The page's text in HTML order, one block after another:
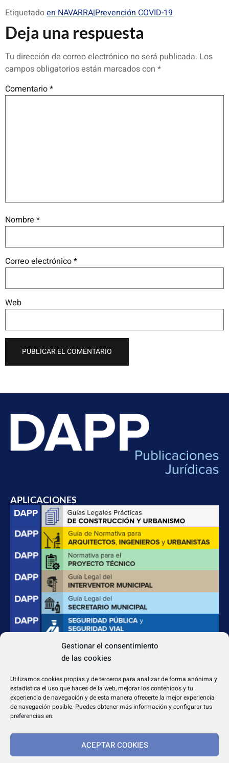
Gestionar el consentimiento
de las cookies
Utilizamos cookies propias y de terceros para analizar de forma anónima y
estadística el uso que haces de la web, mejorar los contenidos y tu
experiencia de navegación y de esta manera ofrecerte la mejor experiencia
de navegación posible. Puedes obtener más información y configurar tus
preferencias en:
ACEPTAR COOKIES
Etiquetadoen NAVARRA|Prevención COVID-19
Deja una respuesta
Tu dirección de correo electrónico no será publicada. Los
campos obligatorios están marcados con *
Comentario*
Nombre *
Correo electrónico*
Web
APLICACIONES
dapp@dappeditorial.es
TEXTOS LEGALES